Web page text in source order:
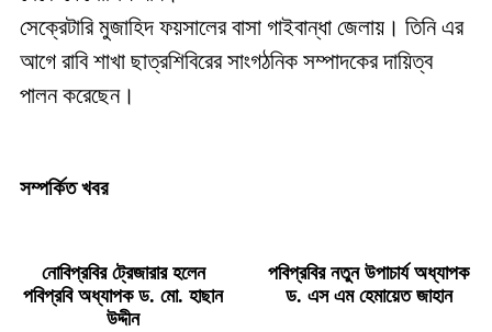
সেক্রেটারি মুজাহিদ ফয়সালের বাসা গাইবান্ধা জেলায়। তিনি এর
আগে রাবি শাখা ছাত্রশিবিরের সাংগঠনিক সম্পাদকের দায়িত্ব
পালন করেছেন।
সম্পর্কিত খবর
নোবিপ্রবির ট্রেজারার হলেন
পবিপ্রবি অধ্যাপক ড. মো. হাছান
উদ্দীন
পবিপ্রবির নতুন উপাচার্য অধ্যাপক
ড. এস এম হেমায়েত জাহান